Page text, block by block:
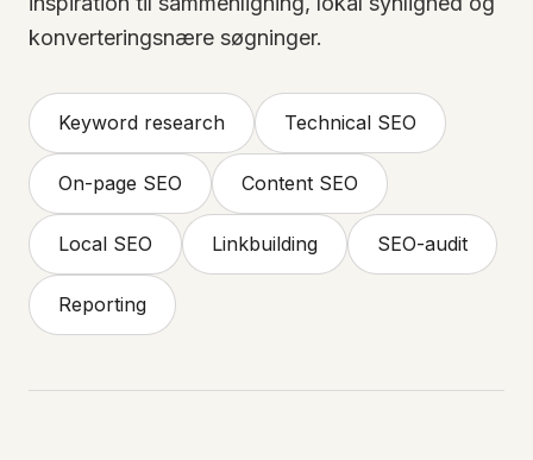
konverteringsnære søgninger.
Keyword research Technical SEO
On-page SEO Content SEO
Local SEO Linkbuilding SEO-audit
Reporting